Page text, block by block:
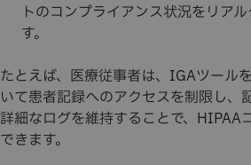
トのコンプライアンス状況をリア
す。
たとえば、医療従事者は、IGAツール
いて患者記録へのアクセスを制限し、
詳細なログを維持することで、HIPAA
できます。